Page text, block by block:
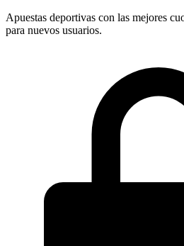
Apuestas deportivas con las mejores
para nuevos usuarios.